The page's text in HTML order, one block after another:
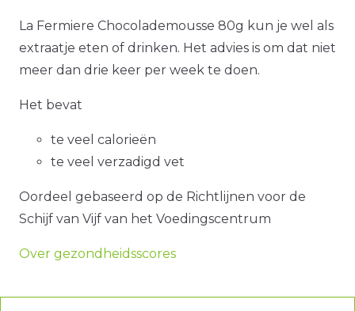
La Fermiere Chocolademousse 80g kun je wel als
extraatje eten of drinken. Het advies is om dat niet
meer dan drie keer per week te doen.
Het bevat
te veel calorieën
te veel verzadigd vet
Oordeel gebaseerd op de Richtlijnen voor de
Schijf van Vijf van het Voedingscentrum
Over gezondheidsscores